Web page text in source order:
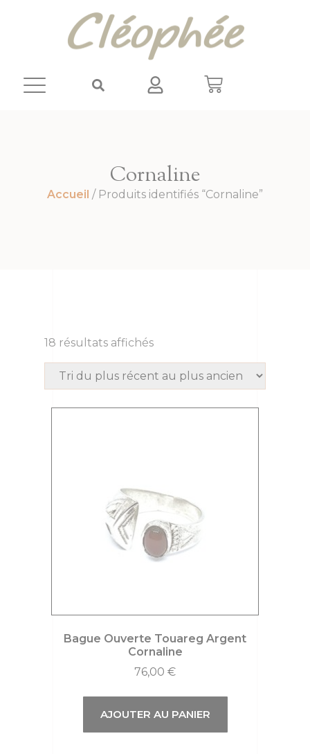
Cornaline
Accueil / Produits identifiés “Cornaline”
18 résultats affichés
Bague Ouverte Touareg Argent
Cornaline
76,00 €
AJOUTER AU PANIER